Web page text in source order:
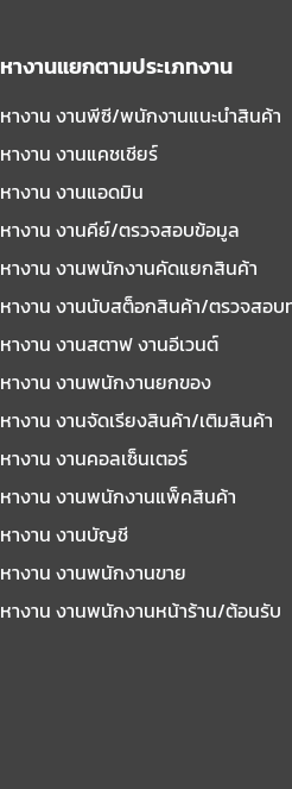
หางานแยกตามประเภทงาน
หางาน งานพีซี/พนักงานแนะนําสินค้า
หางาน งานแคชเชียร์
หางาน งานแอดมิน
หางาน งานคีย์/ตรวจสอบข้อมูล
หางาน งานพนักงานคัดแยกสินค้า
หางาน งานนับสต็อกสินค้า/ตรวจสอ
หางาน งานสตาฟ งานอีเวนต์
หางาน งานพนักงานยกของ
หางาน งานจัดเรียงสินค้า/เติมสินค้า
หางาน งานคอลเซ็นเตอร์
หางาน งานพนักงานแพ็คสินค้า
หางาน งานบัญชี
หางาน งานพนักงานขาย
หางาน งานพนักงานหน้าร้าน/ต้อนรับ